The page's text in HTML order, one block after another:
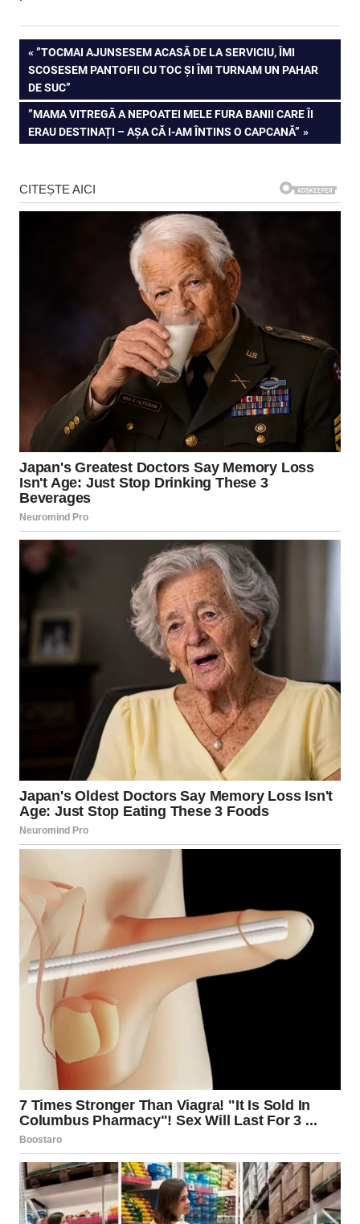
Navigare
în
articole
PREVIOUS
POST:
”TOCMAI AJUNSESEM ACASĂ DE LA SERVICIU, ÎMI
SCOSESEM PANTOFII CU TOC ȘI ÎMI TURNAM UN PAHAR
DE SUC”
NEXT
POST:
”MAMA VITREGĂ A NEPOATEI MELE FURA BANII CARE ÎI
ERAU DESTINAȚI – AȘA CĂ I-AM ÎNTINS O CAPCANĂ”